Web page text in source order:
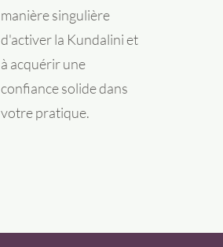
manière singulière
d'activer la Kundalini et
à acquérir une
confiance solide dans
votre pratique.